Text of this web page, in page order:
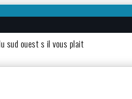
sud ouest s il vous plait